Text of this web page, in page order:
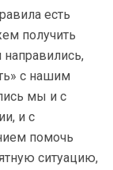
есть
получить
с нашим
мы и с
и с
помочь
ситуацию,